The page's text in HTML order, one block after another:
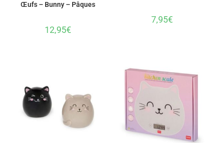
Œufs – Bunny – Pâques
12,95€
7,95€